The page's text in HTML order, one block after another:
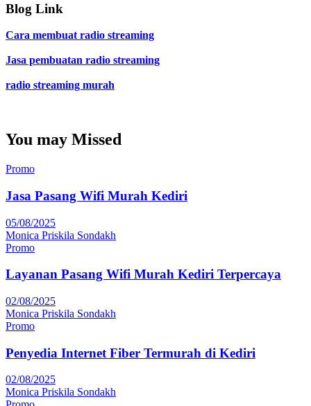
Blog Link
Cara membuat radio streaming
Jasa pembuatan radio streaming
radio streaming murah
You may Missed
Promo
Jasa Pasang Wifi Murah Kediri
05/08/2025
Monica Priskila Sondakh
Promo
Layanan Pasang Wifi Murah Kediri Terpercaya
02/08/2025
Monica Priskila Sondakh
Promo
Penyedia Internet Fiber Termurah di Kediri
02/08/2025
Monica Priskila Sondakh